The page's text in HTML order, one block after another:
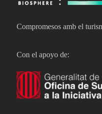
Compromesos amb el
Con el apoyo de: